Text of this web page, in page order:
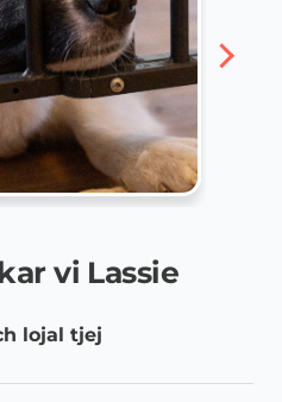
vi Lassie
lojal tjej